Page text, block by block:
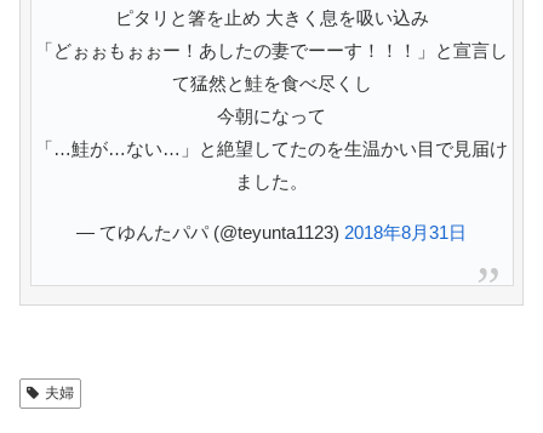
ピタリと箸を止め 大きく息を吸い込み
「どぉぉもぉぉー！あしたの妻でーーす！！！」と宣言し
て猛然と鮭を食べ尽くし
今朝になって
「…鮭が…ない…」と絶望してたのを生温かい目で見届け
ました。
— てゆんたパパ (@teyunta1123) 2018年8月31日
夫婦